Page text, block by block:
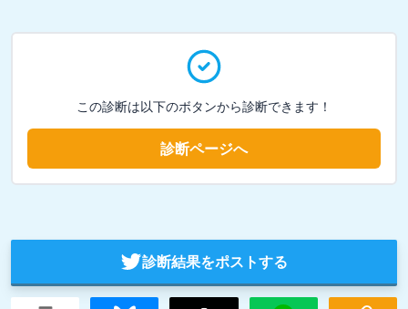
この診断は以下のボタンから診断できます！
診断ページへ
診断結果をポストする